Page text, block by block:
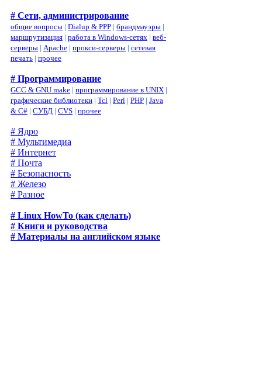
# Сети, администрирование
общие вопросы | Dialup & PPP | брандмауэры |
маршрутизация | работа в Windows-сетях | веб-
серверы | Apache | прокси-серверы | сетевая
печать | прочее
# Программирование
GCC & GNU make | программирование в UNIX |
графические библиотеки | Tcl | Perl | PHP | Java
& C# | СУБД | CVS | прочее
# Ядро
# Мультимедиа
# Интернет
# Почта
# Безопасность
# Железо
# Разное
# Linux HowTo (как сделать)
# Книги и руководства
# Материалы на английском языке